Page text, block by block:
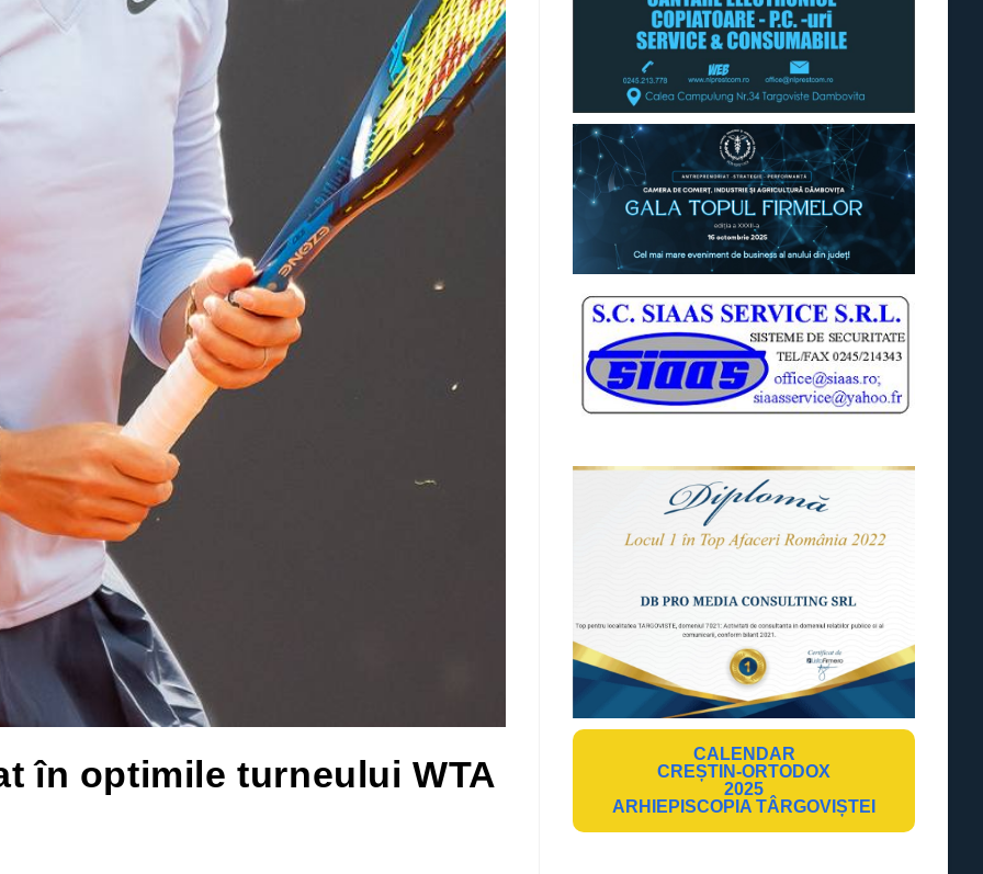
în optimile turneului WTA
CALENDAR
CREȘTIN-ORTODOX
2025
ARHIEPISCOPIA TÂRGOVIȘTEI